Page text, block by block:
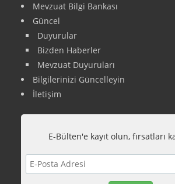
Mevzuat Bilgi Bankası
Güncel
Duyurular
Bizden Haberler
Mevzuat Duyuruları
Bilgilerinizi Güncelleyin
İletişim
E-Bülten'e kayıt olun, fırsatları